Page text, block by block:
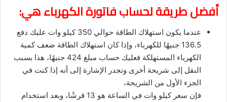
أفضل طريقة لحساب فاتورة الكهرباء هي:
عندما يكون استهلاك الطاقة حوالي 350 كيلو وات عليك دفع
136.5 جنيهًا للكهرباء، وإذا كان استهلاك الطاقة ضعف كمية
الكهرباء المستهلكة فعليك حساب مبلغ 424 جنيهًا، هذا بسبب
النقل إلى شريحة أخرى وتجدر الإشارة إلى أنه إذا كنت في
الجزء الأول من الشريحة،
فإن سعر كيلو وات في الساعة هو 13 قرشًا، وبعد استخدام